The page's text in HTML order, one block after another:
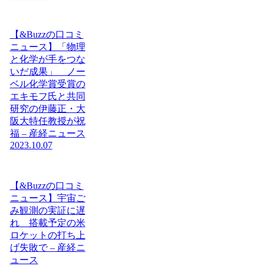
【&Buzzの口コミ
ニュース】「物理
と化学が手をつな
いだ成果」 ノー
ベル化学賞受賞の
エキモフ氏と共同
研究の伊藤正・大
阪大特任教授が祝
福 – 産経ニュース
2023.10.07
【&Buzzの口コミ
ニュース】宇宙ご
み観測の実証に遅
れ 搭載予定の米
ロケットの打ち上
げ失敗で – 産経ニ
ュース